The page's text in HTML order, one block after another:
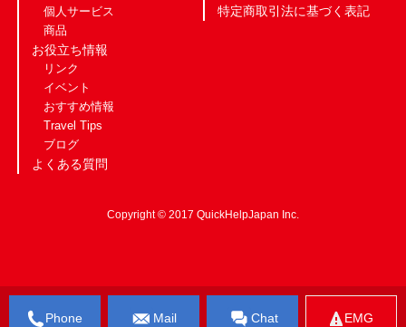
Phone Mail Chat EMG
個人サービス
商品
お役立ち情報
リンク
イベント
おすすめ情報
Travel Tips
ブログ
よくある質問
特定商取引法に基づく表記
Copyright © 2017 QuickHelpJapan Inc.